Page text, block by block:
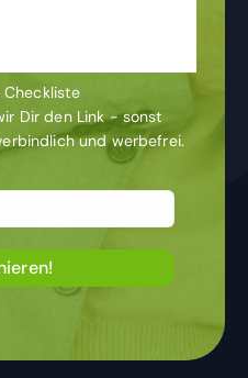
Checkliste
Dir den Link - sonst
und werbefrei.